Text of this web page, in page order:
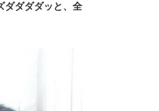
ダダダダッと、全